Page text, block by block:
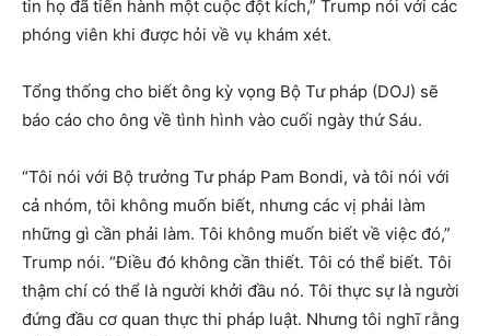
tin họ đã tiến hành một cuộc đột kích,” Trump nói với các
phóng viên khi được hỏi về vụ khám xét.
Tổng thống cho biết ông kỳ vọng Bộ Tư pháp (DOJ) sẽ
báo cáo cho ông về tình hình vào cuối ngày thứ Sáu.
“Tôi nói với Bộ trưởng Tư pháp Pam Bondi, và tôi nói với
cả nhóm, tôi không muốn biết, nhưng các vị phải làm
những gì cần phải làm. Tôi không muốn biết về việc đó,”
Trump nói. “Điều đó không cần thiết. Tôi có thể biết. Tôi
thậm chí có thể là người khởi đầu nó. Tôi thực sự là người
đứng đầu cơ quan thực thi pháp luật. Nhưng tôi nghĩ rằng